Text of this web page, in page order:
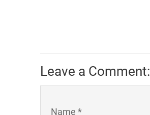
Leave a Comment:
Name *